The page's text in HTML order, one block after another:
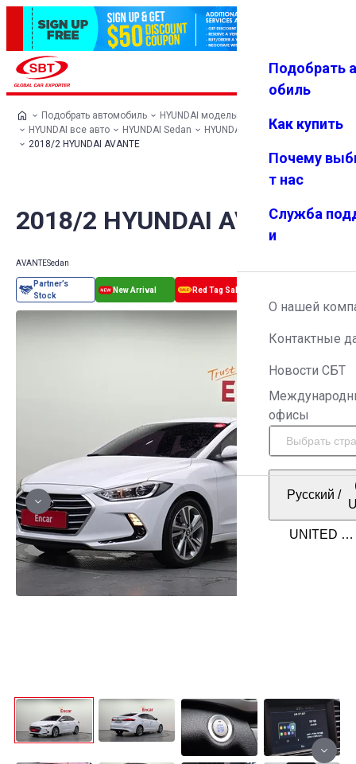
Избранн
Меню
Подобрать
обиль
Как купить
Почему
т нас
Служба
и
О нашей
Контактные
Новости СБТ
офисы
Русский /
Подобрать автомобиль
HYUNDAI модельный ряд
HYUNDAI все авто
HYUNDAI Sedan
HYUNDAI AVANTE
2018/2 HYUNDAI AVANTE
2018/2 HYUNDAI AVANTE
AVANTESedan